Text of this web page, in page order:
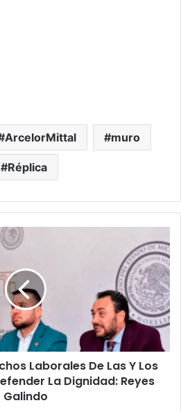
ArcelorMittal muro
Réplica
Laborales De Las Y Los
La Dignidad: Reyes
Galindo